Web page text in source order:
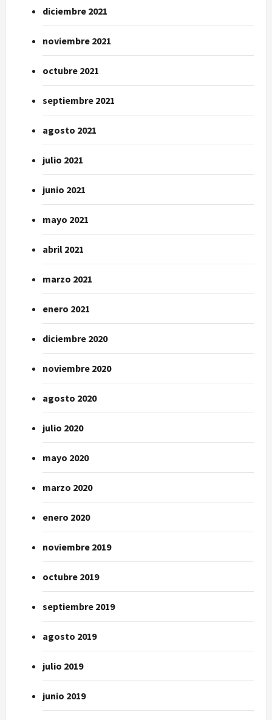
diciembre 2021
noviembre 2021
octubre 2021
septiembre 2021
agosto 2021
julio 2021
junio 2021
mayo 2021
abril 2021
marzo 2021
enero 2021
diciembre 2020
noviembre 2020
agosto 2020
julio 2020
mayo 2020
marzo 2020
enero 2020
noviembre 2019
octubre 2019
septiembre 2019
agosto 2019
julio 2019
junio 2019